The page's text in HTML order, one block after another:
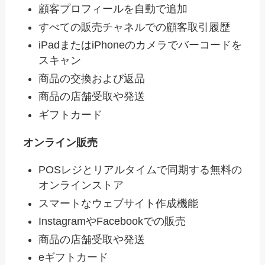
顧客プロフィールを自動で追加
すべての販売チャネルでの顧客取引履歴
iPadまたはiPhoneのカメラでバーコードを
スキャン
商品の交換および返品
商品の店舗受取や発送
ギフトカード
オンライン販売
POSレジとリアルタイムで同期する無料の
オンラインストア
スマートなウェブサイト作成機能
InstagramやFacebookでの販売
商品の店舗受取や発送
eギフトカード